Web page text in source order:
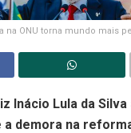
na ONU torna mundo mais
Inácio Lula da
a demora na